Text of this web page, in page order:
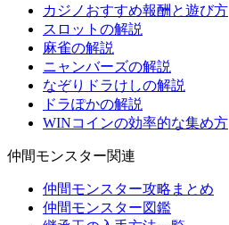
カジノおすすめ報酬と遊び方
スロットの解説
麻雀の解説
ニャンバーズの解説
なぞりドラけしの解説
ドラぽかの解説
WINコインの効率的な集め方
仲間モンスター関連
仲間モンスター攻略まとめ
仲間モンスター図鑑